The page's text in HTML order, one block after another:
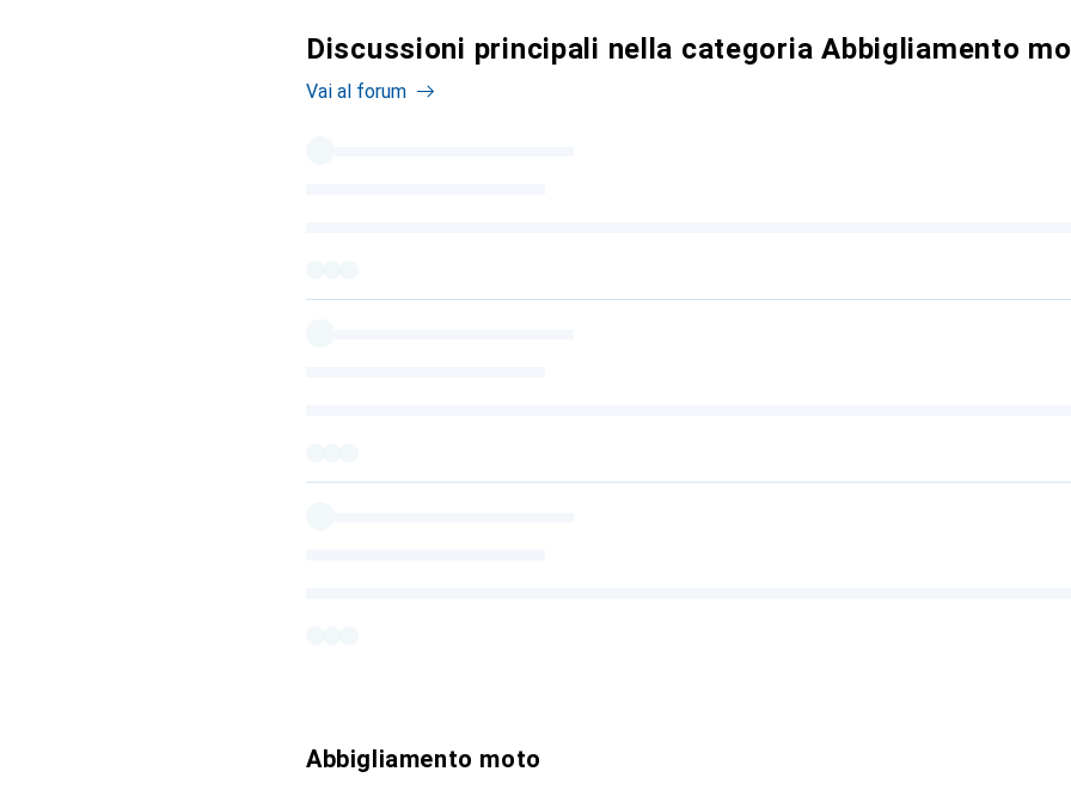
Discussioni principali nella categoria Abbigliamento
Vai al forum
Abbigliamento moto